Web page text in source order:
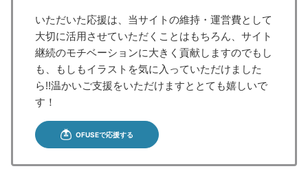
いただいた応援は、当サイトの維持・運営費として
大切に活用させていただくことはもちろん、サイト
継続のモチベーションに大きく貢献しますのでもし
も、もしもイラストを気に入っていただけました
ら!!温かいご支援をいただけますととても嬉しいで
す！